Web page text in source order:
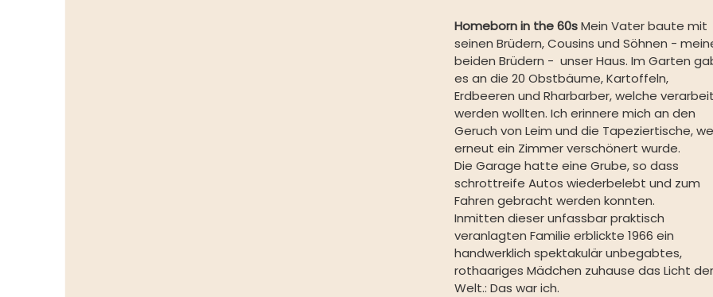
Homeborn in the 60s Mein Vater baute mit
seinen Brüdern, Cousins und Söhnen -
beiden Brüdern -  unser Haus. Im Garten
es an die 20 Obstbäume, Kartoffeln,
Erdbeeren und Rharbarber, welche
werden wollten. Ich erinnere mich an den
Geruch von Leim und die Tapeziertische,
erneut ein Zimmer verschönert wurde.
Die Garage hatte eine Grube, so dass
schrottreife Autos wiederbelebt und zum
Fahren gebracht werden konnten.
Inmitten dieser unfassbar praktisch
veranlagten Familie erblickte 1966 ein
handwerklich spektakulär unbegabtes,
rothaariges Mädchen zuhause das Licht der
Welt.: Das war ich.